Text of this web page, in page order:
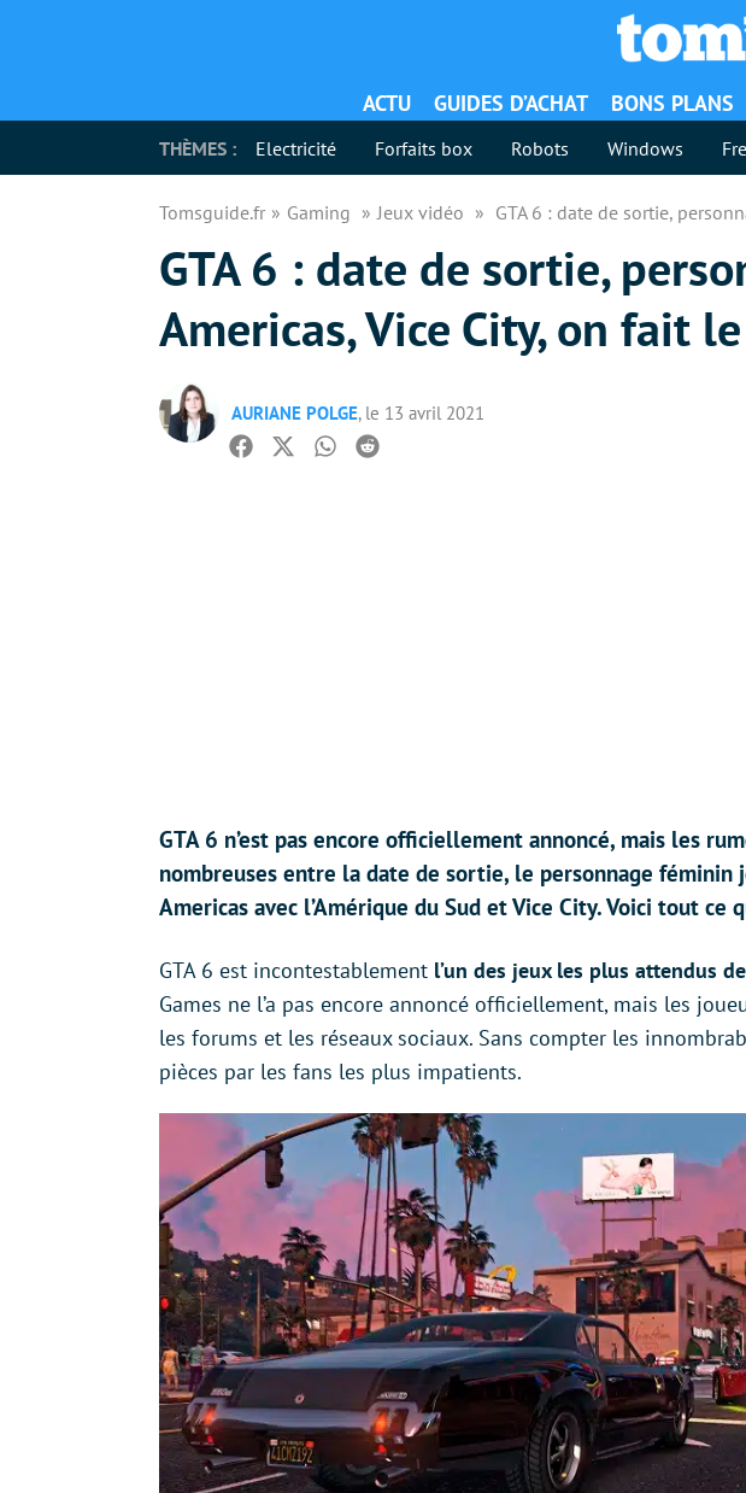
ACTU GUIDES D’ACHAT BONS PLANS
THÈMES : Electricité Forfaits box Robots Windows
Tomsguide.fr Gaming Jeux vidéo GTA 6 : date de sortie,
GTA 6 : date de sortie,
Americas, Vice City, on fait
AURIANE POLGE, le 13 avril 2021
Facebook
TwitterWhatsapp
Reddit
GTA 6 n’est pas encore officiellement annoncé, mais les
nombreuses entre la date de sortie, le personnage féminin
Americas avec l’Amérique du Sud et Vice City. Voici tout ce
GTA 6 est incontestablement l’un des jeux les plus attendus
Games ne l’a pas encore annoncé officiellement, mais les
les forums et les réseaux sociaux. Sans compter les
pièces par les fans les plus impatients.